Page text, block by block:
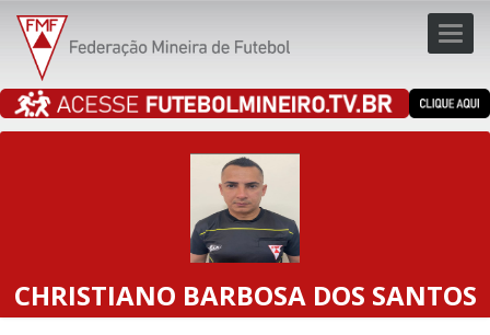
CHRISTIANO BARBOSA DOS SANTOS